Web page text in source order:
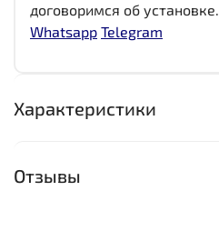
договоримся об установке.
Whatsapp Telegram
Характеристики
Отзывы